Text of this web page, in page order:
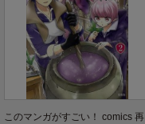
このマンガがすごい！ comics 再